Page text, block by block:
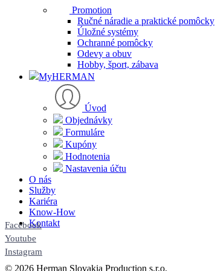
Promotion
Ručné náradie a praktické pomôcky
Úložné systémy
Ochranné pomôcky
Odevy a obuv
Hobby, šport, zábava
MyHERMAN
Úvod
Objednávky
Formuláre
Kupóny
Hodnotenia
Nastavenia účtu
O nás
Služby
Kariéra
Know-How
Kontakt
Facebook
Youtube
Instagram
© 2026 Herman Slovakia Production s.r.o.